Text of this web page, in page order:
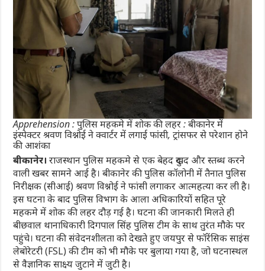
Apprehension : पुलिस महकमे में शोक की लहर : बीकानेर में
इंस्पेक्टर श्रवण विश्नोई ने क्वार्टर में लगाई फांसी, ट्रांसफर से परेशान होने
की आशंका
बीकानेर। राजस्थान पुलिस महकमे से एक बेहद दुखद और स्तब्ध करने
वाली खबर सामने आई है। बीकानेर की पुलिस कॉलोनी में तैनात पुलिस
निरीक्षक (सीआई) श्रवण विश्नोई ने फांसी लगाकर आत्महत्या कर ली है।
इस घटना के बाद पुलिस विभाग के आला अधिकारियों सहित पूरे
महकमे में शोक की लहर दौड़ गई है। घटना की जानकारी मिलते ही
बीछवाल थानाधिकारी दिगपाल सिंह पुलिस टीम के साथ तुरंत मौके पर
पहुंचे। घटना की संवेदनशीलता को देखते हुए जयपुर से फॉरेंसिक साइंस
लेबोरेटरी (FSL) की टीम को भी मौके पर बुलाया गया है, जो घटनास्थल
से वैज्ञानिक साक्ष्य जुटाने में जुटी है।